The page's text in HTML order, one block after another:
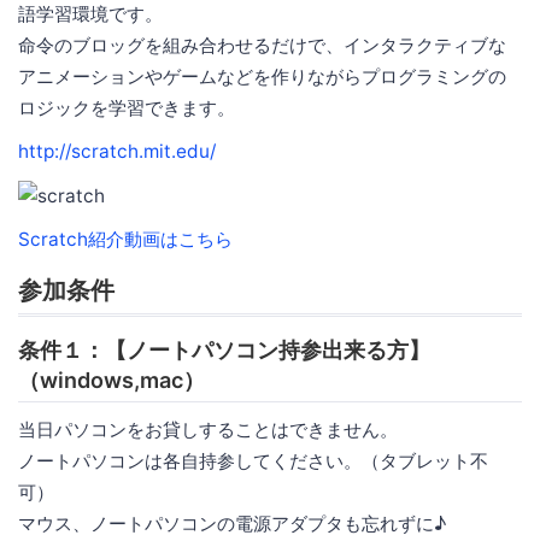
語学習環境です。
命令のブロッグを組み合わせるだけで、インタラクティブな
アニメーションやゲームなどを作りながらプログラミングの
ロジックを学習できます。
http://scratch.mit.edu/
Scratch紹介動画はこちら
参加条件
条件１：【ノートパソコン持参出来る方】
（windows,mac）
当日パソコンをお貸しすることはできません。
ノートパソコンは各自持参してください。（タブレット不
可）
マウス、ノートパソコンの電源アダプタも忘れずに♪